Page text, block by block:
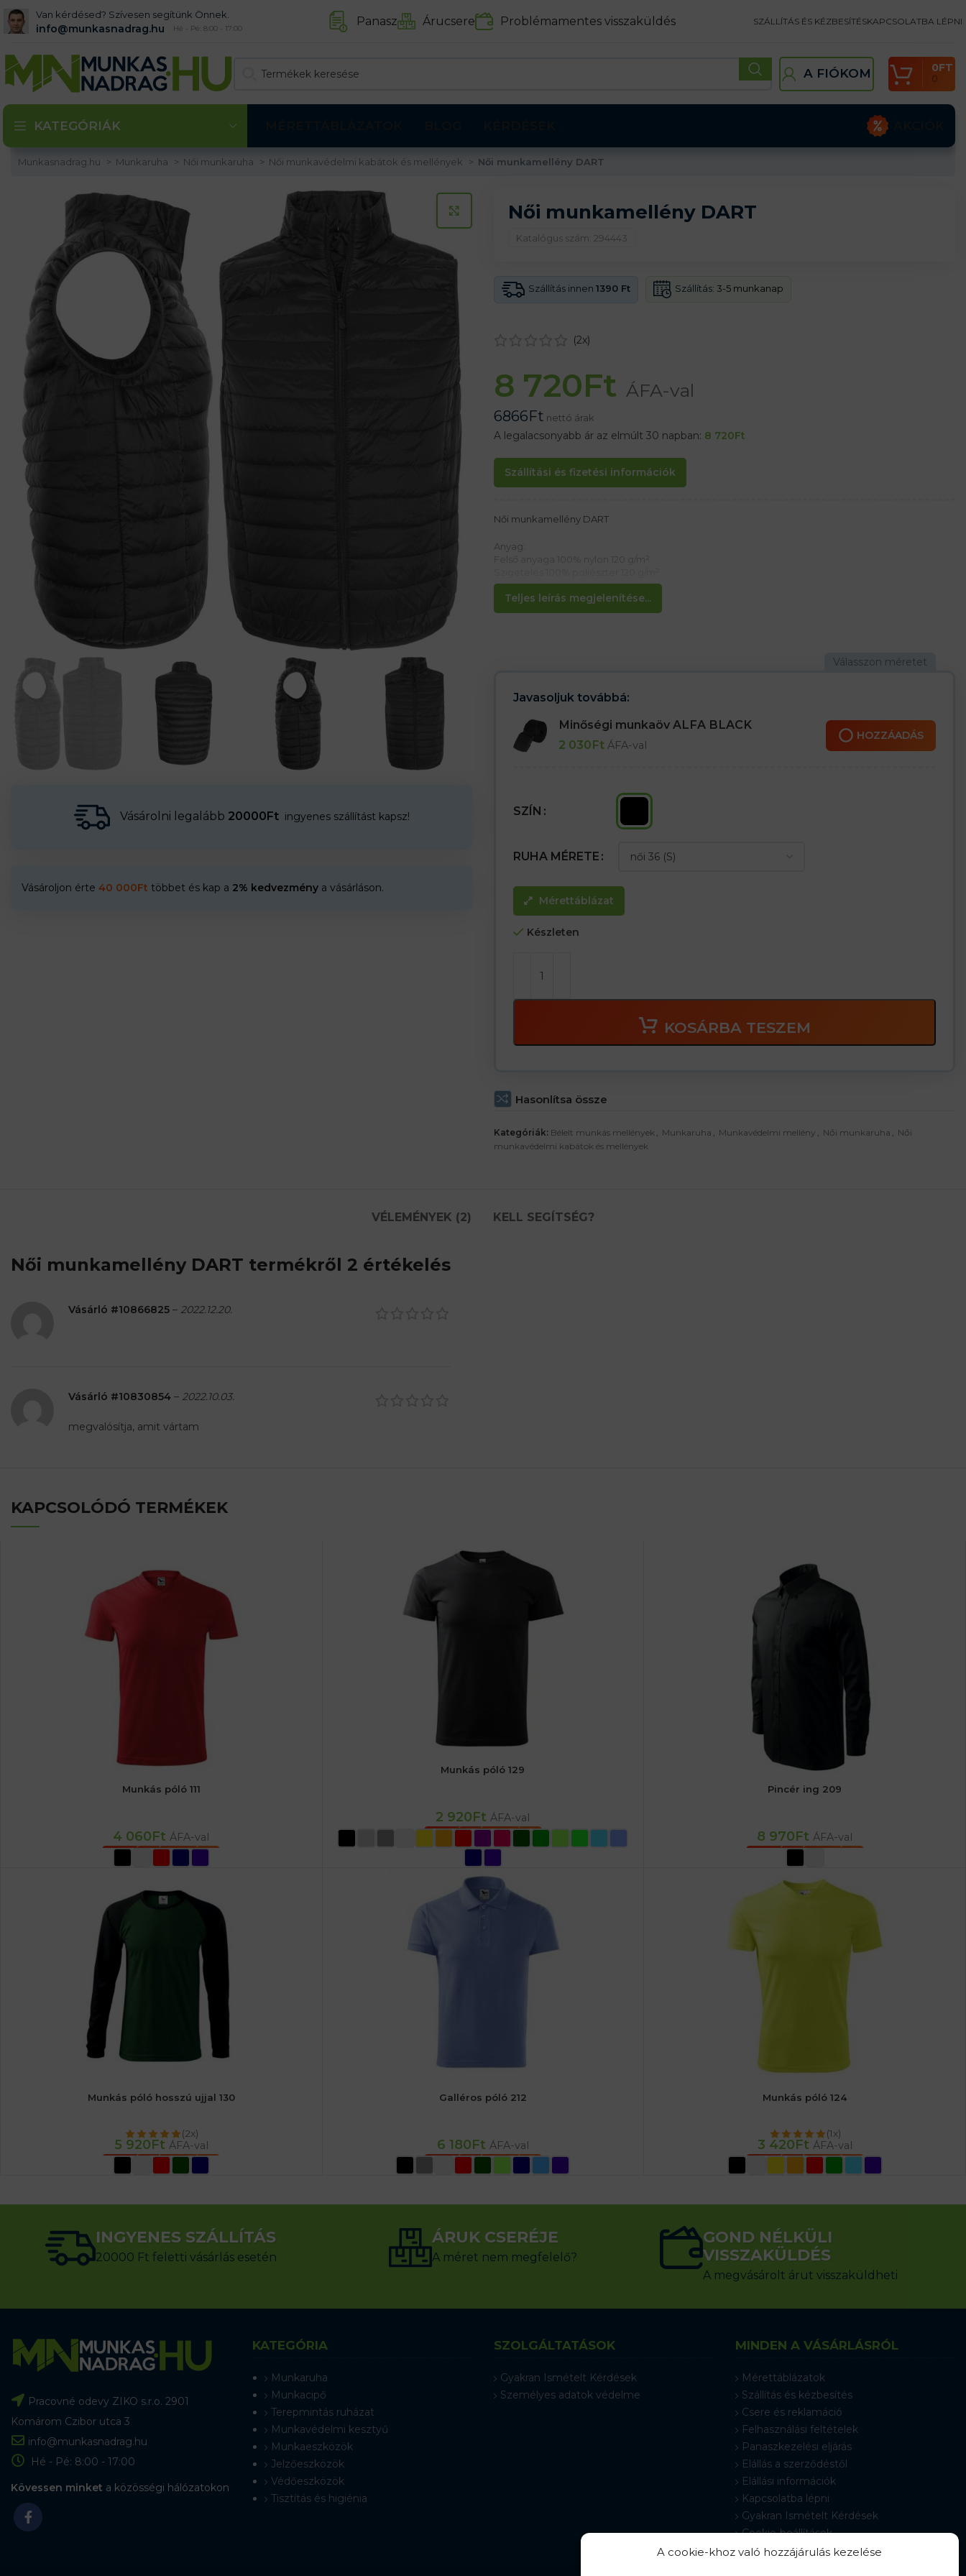
A cookie-khoz való hozzájárulás kezelése
Van kérdésed? Szívesen segítünk Önnek.
info@munkasnadrag.hu Hé - Pé: 8:00 - 17:00 Panasz Árucsere Problémamentes visszaküldés SZÁLLÍTÁS ÉS KÉZBESÍTÉSKAPCSOLATBA LÉPNI
A FIÓKOM 0
0FT
KATEGÓRIÁK
Munkasnadrag.hu Munkaruha Női munkaruha Női munkavédelmi kabátok és mellények Női munkamellény DART
KATTINTS A KINAGYÍTÁSHOZ
Vásárolni legalább 20000Ft ingyenes szállítást kapsz!
Vásároljon érte 40 000Ft többet és kap a 2% kedvezmény a vásárláson.
Női munkamellény DART
Katalógus szám: 294443
Szállítás innen 1390 Ft Szállítás: 3-5 munkanap
(2x)
8 720Ft ÁFA-val
6866Ft nettó árak
A legalacsonyabb ár az elmúlt 30 napban: 8 720Ft
Szállítási és fizetési információk
Teljes leírás megjelenítése...
Női munkamellény DART
Anyag:
Felső anyaga 100% nylon 120 g/m²
Bélés 100% poliészter 110 g/m²
Jellemzők:
Javasoljuk továbbá:
Minőségi munkaöv ALFA BLACK
2 030Ft ÁFA-val
HOZZÁADÁS
SZÍN
RUHA MÉRETE
Mérettáblázat
Készleten
KOSÁRBA TESZEM
Hasonlítsa össze
Kategóriák: Bélelt munkás mellények , Munkaruha , Munkavédelmi mellény , Női munkaruha , Női
munkavédelmi kabátok és mellények
VÉLEMÉNYEK (2) KELL SEGÍTSÉG?
Női munkamellény DART termékről 2 értékelés
Vásárló #10866825 – 2022.12.20.
Vásárló #10830854 – 2022.10.03.
megvalósítja, amit vártam
KAPCSOLÓDÓ TERMÉKEK
Munkás póló 111
4 060Ft ÁFA-val
OPCIÓK VÁLASZTÁSA
Munkás póló 129
2 920Ft ÁFA-val
OPCIÓK VÁLASZTÁSA
Pincér ing 209
8 970Ft ÁFA-val
OPCIÓK VÁLASZTÁSA
Munkás póló hosszú ujjal 130
(2x)
5 920Ft ÁFA-val
OPCIÓK VÁLASZTÁSA
Galléros póló 212
6 180Ft ÁFA-val
OPCIÓK VÁLASZTÁSA
Munkás póló 124
(1x)
3 420Ft ÁFA-val
OPCIÓK VÁLASZTÁSA
INGYENES SZÁLLÍTÁS
20000 Ft feletti vásárlás esetén
ÁRUK CSERÉJE
A méret nem megfelelő?
GOND NÉLKÜLI
VISSZAKÜLDÉS
A megvásárolt árut visszaküldheti
Pracovné odevy ZIKO s.r.o. 2901
Komárom Czibor utca 3
info@munkasnadrag.hu
Hé - Pé: 8:00 - 17:00
Kövessen minket a közösségi hálózatokon
KATEGÓRIA
Munkaruha
Munkacipő
Terepmintás ruházat
Munkavédelmi kesztyű
Munkaeszközök
Jelzőeszközök
Védőeszközök
Tisztítás és higiénia
SZOLGÁLTATÁSOK
Gyakran Ismételt Kérdések
Személyes adatok védelme
MINDEN A VÁSÁRLÁSRÓL
Mérettáblázatok
Szállítás és kézbesítés
Csere és reklamáció
Felhasználási feltételek
Panaszkezelési eljárás
Elállás a szerződéstől
Elállási információk
Kapcsolatba lépni
Gyakran Ismételt Kérdések
Cookie-beállítások